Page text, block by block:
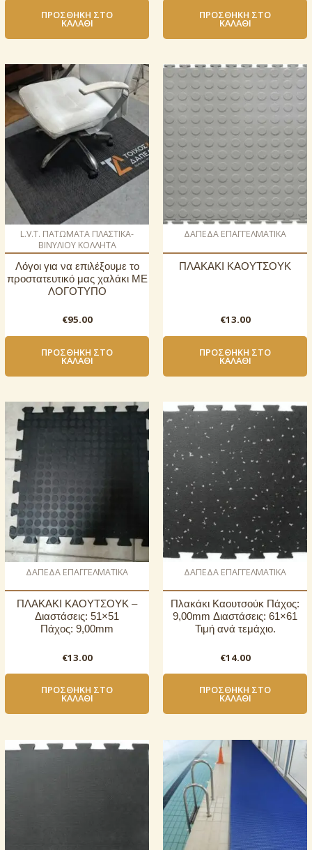
ΠΡΟΣΘΉΚΗ ΣΤΟ
ΚΑΛΆΘΙ
ΠΡΟΣΘΉΚΗ ΣΤΟ
ΚΑΛΆΘΙ
L.V.T. ΠΑΤΩΜΑΤΑ ΠΛΑΣΤΙΚΑ-
ΒΙΝΥΛΙΟΥ ΚΟΛΛΗΤΑ
Λόγοι για να επιλέξουμε το
προστατευτικό μας χαλάκι ΜΕ
ΛΟΓΟΤΥΠΟ
€95.00
ΠΡΟΣΘΉΚΗ ΣΤΟ
ΚΑΛΆΘΙ
ΔΑΠΕΔΑ ΕΠΑΓΓΕΛΜΑΤΙΚΑ
ΠΛΑΚΑΚΙ ΚΑΟΥΤΣΟΥΚ
€13.00
ΠΡΟΣΘΉΚΗ ΣΤΟ
ΚΑΛΆΘΙ
ΔΑΠΕΔΑ ΕΠΑΓΓΕΛΜΑΤΙΚΑ
ΠΛΑΚΑΚΙ ΚΑΟΥΤΣΟΥΚ –
Διαστάσεις: 51×51
Πάχος: 9,00mm
€13.00
ΠΡΟΣΘΉΚΗ ΣΤΟ
ΚΑΛΆΘΙ
ΔΑΠΕΔΑ ΕΠΑΓΓΕΛΜΑΤΙΚΑ
Πλακάκι Καουτσούκ Πάχος:
9,00mm Διαστάσεις: 61×61
Τιμή ανά τεμάχιο.
€14.00
ΠΡΟΣΘΉΚΗ ΣΤΟ
ΚΑΛΆΘΙ